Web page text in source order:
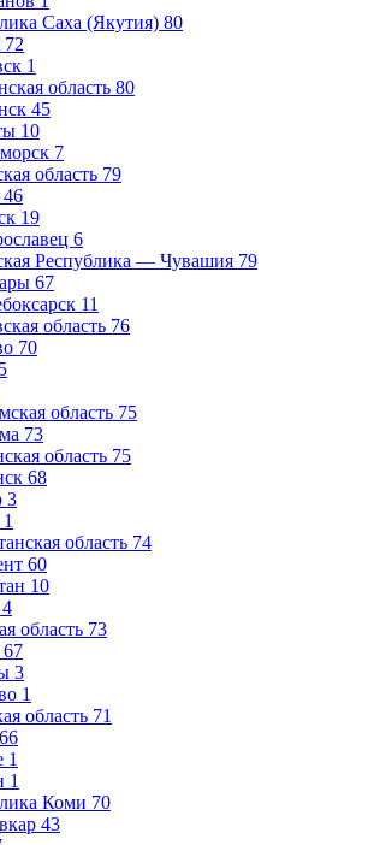
Саха (Якутия) 80
72
1
область 80
45
10
7
область 79
46
19
6
Республика — Чувашия 79
67
11
область 76
70
5
область 75
73
область 75
68
3
1
область 74
60
10
4
область 73
67
3
1
область 71
66
1
1
Коми 70
43